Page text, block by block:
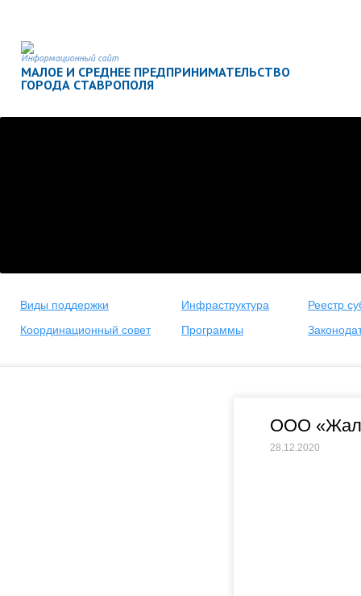
Информационный сайт
МАЛОЕ И СРЕДНЕЕ ПРЕДПРИНИМАТЕЛЬСТВО
ГОРОДА СТАВРОПОЛЯ
Виды поддержки Инфраструктура
Реестр
Координационный совет
Программы
ООО
28.12.2020